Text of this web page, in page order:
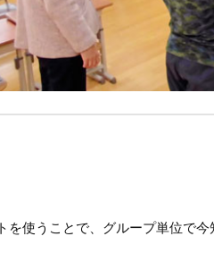
使うことで、グループ単位で